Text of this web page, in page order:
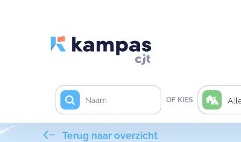
OF KIES
Terug naar overzicht